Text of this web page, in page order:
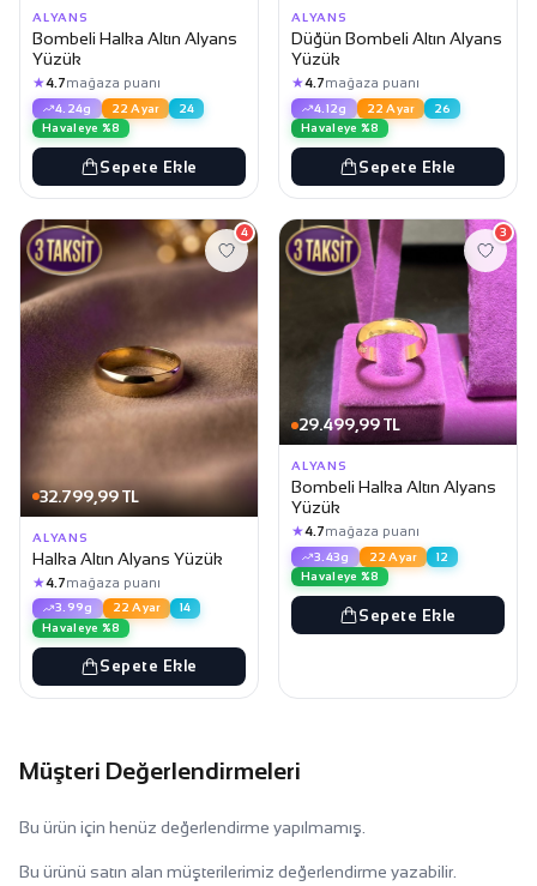
ALYANS
Bombeli Halka Altın Alyans
Yüzük
★4.7mağaza puanı
4.24g 22 Ayar
24
Havaleye %8
Sepete Ekle
ALYANS
Düğün Bombeli Altın Alyans
Yüzük
★4.7mağaza puanı
4.12g 22 Ayar
26
Havaleye %8
Sepete Ekle
32.799,99 TL
4
ALYANS
Halka Altın Alyans Yüzük
★4.7mağaza puanı
3.99g 22 Ayar
14
Havaleye %8
Sepete Ekle
29.499,99 TL
3
ALYANS
Bombeli Halka Altın Alyans
Yüzük
★4.7mağaza puanı
3.43g 22 Ayar
12
Havaleye %8
Sepete Ekle
Müşteri Değerlendirmeleri
Bu ürün için henüz değerlendirme yapılmamış.
Bu ürünü satın alan müşterilerimiz değerlendirme yazabilir.